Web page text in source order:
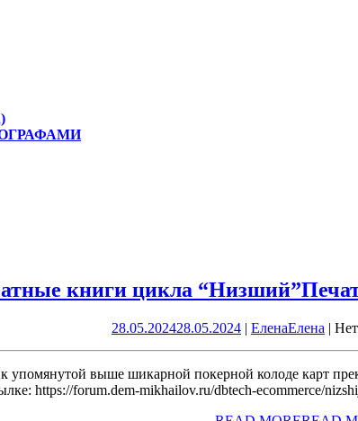
книги цикла “Низший”
28.05.202428.05.2024 | ЕленаЕлена |
упомянутой выше шикарной покерной колоде карт
https://forum.dem-mikhailov.ru/dbtech-ecommerce/